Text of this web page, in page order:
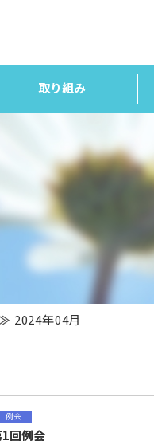
取り組み
2024年04月
例会
回例会